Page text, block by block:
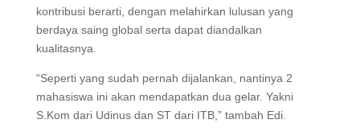
kontribusi berarti, dengan melahirkan lulusan yang
berdaya saing global serta dapat diandalkan
kualitasnya.
“Seperti yang sudah pernah dijalankan, nantinya 2
mahasiswa ini akan mendapatkan dua gelar. Yakni
S.Kom dari Udinus dan ST dari ITB,” tambah Edi.